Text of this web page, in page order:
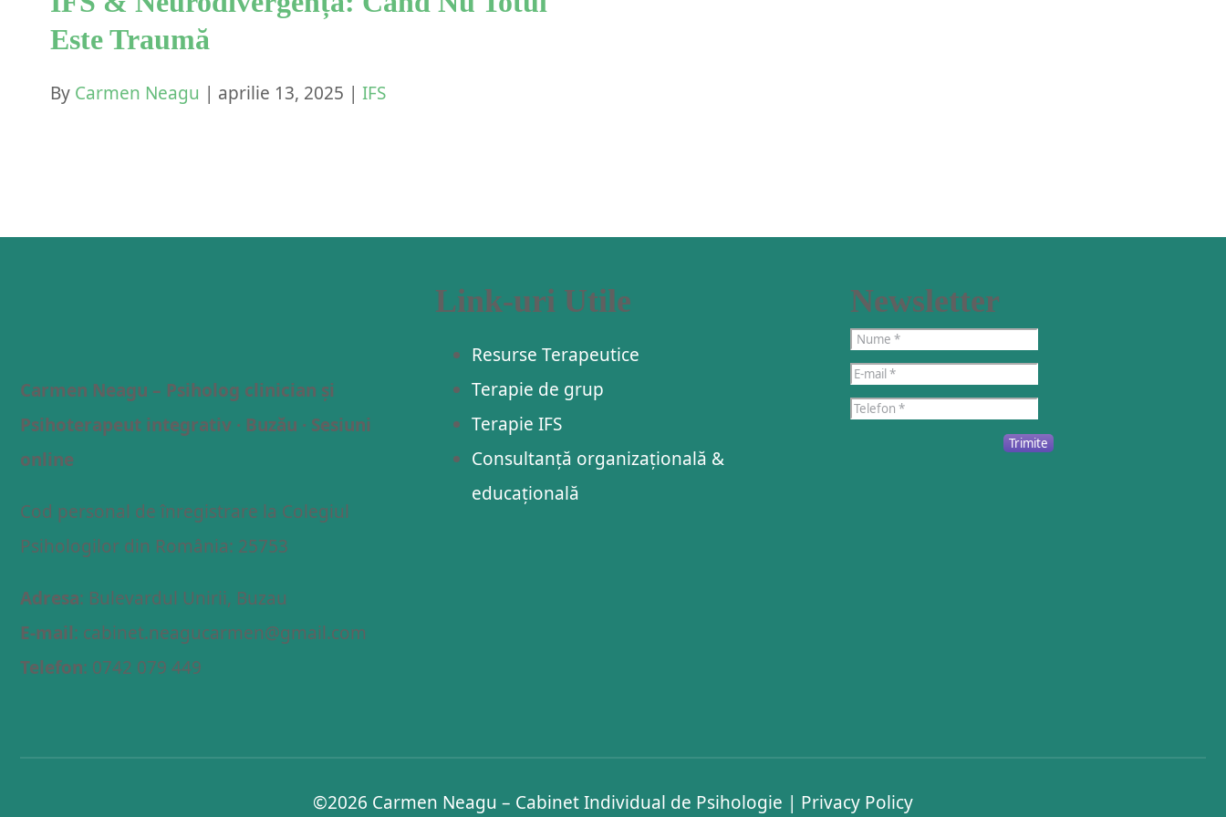
Este Traumă
By Carmen Neagu | aprilie 13, 2025 | IFS
Carmen Neagu – Psiholog clinician și
Psihoterapeut integrativ · Buzău · Sesiuni
online
Cod personal de înregistrare la Colegiul
Psihologilor din România: 25753
Adresa: Bulevardul Unirii, Buzau
E-mail: cabinet.neagucarmen@gmail.com
Telefon: 0742 079 449
Link-uri Utile
Resurse Terapeutice
Terapie de grup
Terapie IFS
Consultanță organizațională &
educațională
Newsletter
Trimite
©2026 Carmen Neagu – Cabinet Individual de Psihologie | Privacy Policy